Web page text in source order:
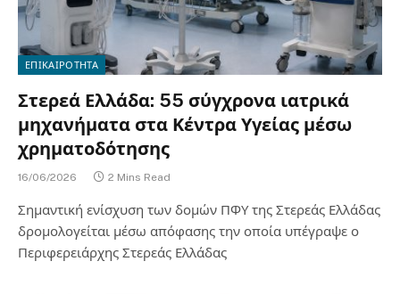
ΕΠΙΚΑΙΡΟΤΗΤΑ
Στερεά Ελλάδα: 55 σύγχρονα ιατρικά
μηχανήματα στα Κέντρα Υγείας μέσω
χρηματοδότησης
16/06/2026 2 Mins Read
Σημαντική ενίσχυση των δομών ΠΦΥ της Στερεάς Ελλάδας
δρομολογείται μέσω απόφασης την οποία υπέγραψε ο
Περιφερειάρχης Στερεάς Ελλάδας